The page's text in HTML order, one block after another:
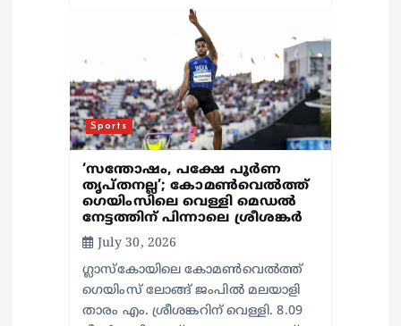
Sports
‘സന്തോഷം, പക്ഷേ പൂര്‍ണ
തൃപ്തനല്ല’; കോമണ്‍വെല്‍ത്ത്
ഗെയിംസിലെ വെള്ളി മെഡല്‍
നേട്ടത്തിന് പിന്നാലെ ശ്രീശങ്കര്‍
July 30, 2026
ഗ്ലാസ്‌കോയിലെ കോമണ്‍വെല്‍ത്ത്
ഗെയിംസ് ലോങ്ങ് ജംപില്‍ മലയാളി
താരം എം. ശ്രീശങ്കറിന് വെള്ളി. 8.09